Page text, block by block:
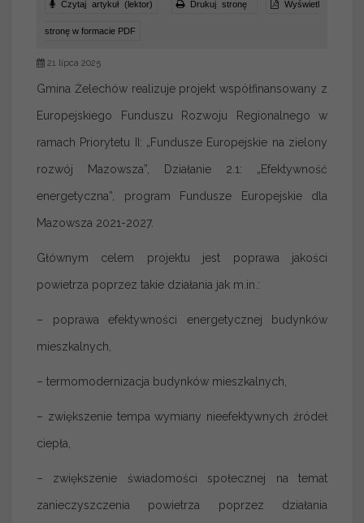
Czytaj artykuł (lektor) Drukuj stronę Wyświetl
stronę w formacie PDF
21 lipca 2025
Gmina Żelechów realizuje projekt współfinansowany z
Europejskiego Funduszu Rozwoju Regionalnego w
ramach Priorytetu II: „Fundusze Europejskie na zielony
rozwój Mazowsza”, Działanie 2.1: „Efektywność
energetyczna”, program Fundusze Europejskie dla
Mazowsza 2021-2027.
Głównym celem projektu jest poprawa jakości
powietrza poprzez takie działania jak m.in.:
– poprawa efektywności energetycznej budynków
mieszkalnych,
– termomodernizacja budynków mieszkalnych,
– zwiększenie tempa wymiany nieefektywnych źródeł
ciepła,
– zwiększenie świadomości społecznej na temat
zanieczyszczenia powietrza poprzez działania